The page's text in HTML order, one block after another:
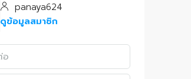
panaya624
ดูข้อมูลสมาชิก